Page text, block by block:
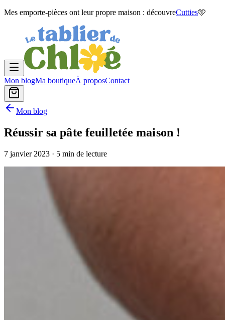
Mes emporte-pièces ont leur propre maison : découvreCutties🩵
Mon blogMa boutiqueÀ proposContact
Mon blog
Réussir sa pâte feuilletée maison !
7 janvier 2023 · 5 min de lecture